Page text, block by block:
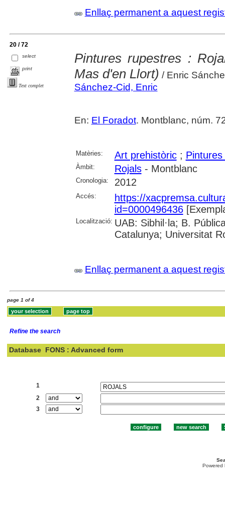
Enllaç permanent a aquest
20 / 72
select
print
Text complet
Pintures rupestres :
Mas d'en Llort) / Enric
Sánchez-Cid, Enric
En: El Foradot. Montblanc, núm.
Matèries: Art prehistòric;
Àmbit: Rojals- Montblanc
Cronologia: 2012
Accés:
https://
id=0000496436
Localització: UAB: Sibhil·la; B.
Catalunya; Universitat
Enllaç permanent a aquest
page 1 of 4
Refine the search
Database FONS : Advanced form
1
2
3